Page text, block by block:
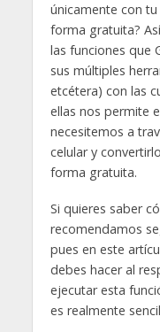
únicamente con
forma gratuita?
las funciones que
sus múltiples
etcétera) con las
ellas nos permite
necesitemos a
celular y
forma gratuita.
Si quieres saber
recomendamos
pues en este
debes hacer al
ejecutar esta
es realmente